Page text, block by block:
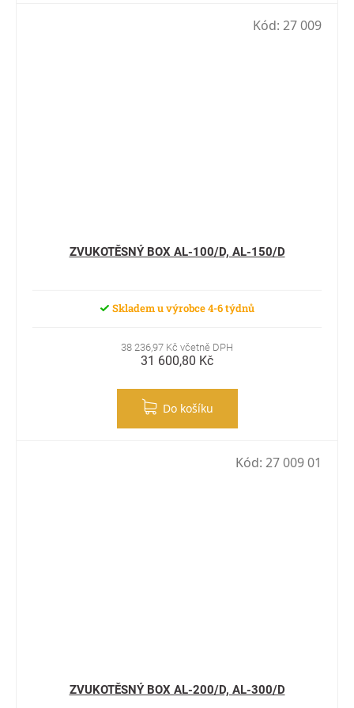
ZVUKOTĚSNÝ BOX AL-100/D, AL-150/D
Skladem u výrobce 4-6 týdnů
38 236,97 Kč včetně DPH
31 600,80 Kč
Do košíku
Kód: 27 009
ZVUKOTĚSNÝ BOX AL-200/D, AL-300/D
Kód: 27 009 01